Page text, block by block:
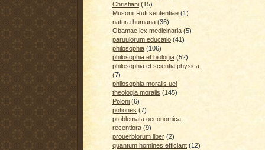
Christiani (15)
Musonii Rufi sententiae (1)
natura humana (36)
Obamae lex medicinaria (5)
paruulorum educatio (41)
philosophia (106)
philosophia et biologia (52)
philosophia et scientia physica
(7)
philosophia moralis uel
theologia moralis (145)
Poloni (6)
potiones (7)
problemata oeconomica
recentiora (9)
prouerbiorum liber (2)
quantum homines efficiant (12)